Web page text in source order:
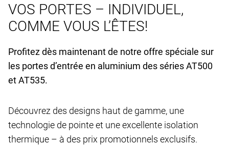
VOS PORTES – INDIVIDUEL,
COMME VOUS L’ÊTES!
Profitez dès maintenant de notre offre spéciale sur
les portes d’entrée en aluminium des séries AT500
et AT535.
Découvrez des designs haut de gamme, une
technologie de pointe et une excellente isolation
thermique – à des prix promotionnels exclusifs.